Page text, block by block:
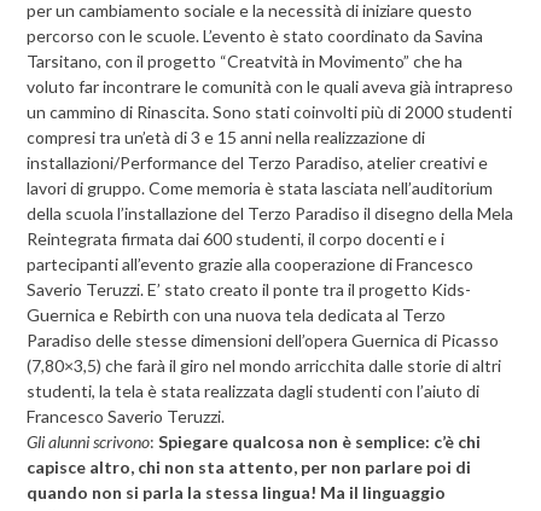
per un cambiamento sociale e la necessità di iniziare questo
percorso con le scuole. L’evento è stato coordinato da Savina
Tarsitano, con il progetto “Creatvità in Movimento” che ha
voluto far incontrare le comunità con le quali aveva già intrapreso
un cammino di Rinascita. Sono stati coinvolti più di 2000 studenti
compresi tra un’età di 3 e 15 anni nella realizzazione di
installazioni/Performance del Terzo Paradiso, atelier creativi e
lavori di gruppo. Come memoria è stata lasciata nell’auditorium
della scuola l’installazione del Terzo Paradiso il disegno della Mela
Reintegrata firmata dai 600 studenti, il corpo docenti e i
partecipanti all’evento grazie alla cooperazione di Francesco
Saverio Teruzzi. E’ stato creato il ponte tra il progetto Kids-
Guernica e Rebirth con una nuova tela dedicata al Terzo
Paradiso delle stesse dimensioni dell’opera Guernica di Picasso
(7,80×3,5) che farà il giro nel mondo arricchita dalle storie di altri
studenti, la tela è stata realizzata dagli studenti con l’aiuto di
Francesco Saverio Teruzzi.
Gli alunni scrivono:Spiegare qualcosa non è semplice: c’è chi
capisce altro, chi non sta attento, per non parlare poi di
quando non si parla la stessa lingua! Ma il linguaggio